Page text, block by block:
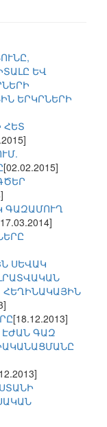
ԵՎ
ԵՐԿՐՆԵՐԻ
ՀԵՏ
[02.02.2015]
ԳԱԶԱՄՈՒՂ
ՍԵՎԱԿ
ՀԵՂԻՆԱԿԱՅԻՆ
[18.12.2013]
ԳԱԶ